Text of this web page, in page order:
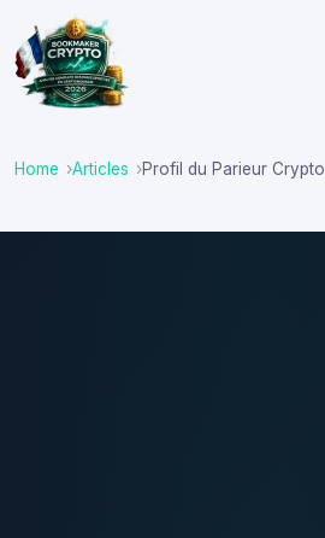
Home Articles Profil du Parieur Crypto